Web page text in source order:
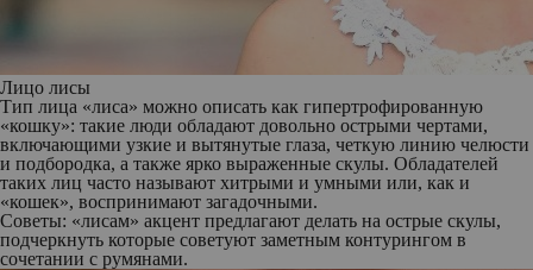
Лицо лисы
Тип лица «лиса» можно описать как гипертрофированную
«кошку»: такие люди обладают довольно острыми чертами,
включающими узкие и вытянутые глаза, четкую линию челюсти
и подбородка, а также ярко выраженные скулы. Обладателей
таких лиц часто называют хитрыми и умными или, как и
«кошек», воспринимают загадочными.
Советы: «лисам» акцент предлагают делать на острые скулы,
подчеркнуть которые советуют заметным контурингом в
сочетании с румянами.